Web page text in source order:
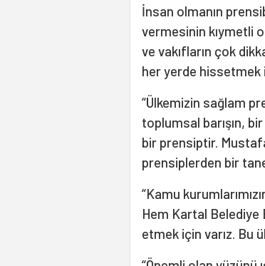
İnsan olmanın
vermesinin kıymetli
ve vakıfların çok
her yerde hissetmek
“Ülkemizin sağlam
toplumsal barışın,
bir prensiptir.
prensiplerden bir
“Kamu
Hem Kartal Belediye
etmek için varız. Bu